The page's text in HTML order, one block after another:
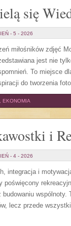
się
- 5 - 2026
miłośników zdjęć
jest nie
To miejsce
do tworzenia
EKONOMIA
i
- 4 - 2026
integracja i
poświęcony
budowaniu
lecz przede